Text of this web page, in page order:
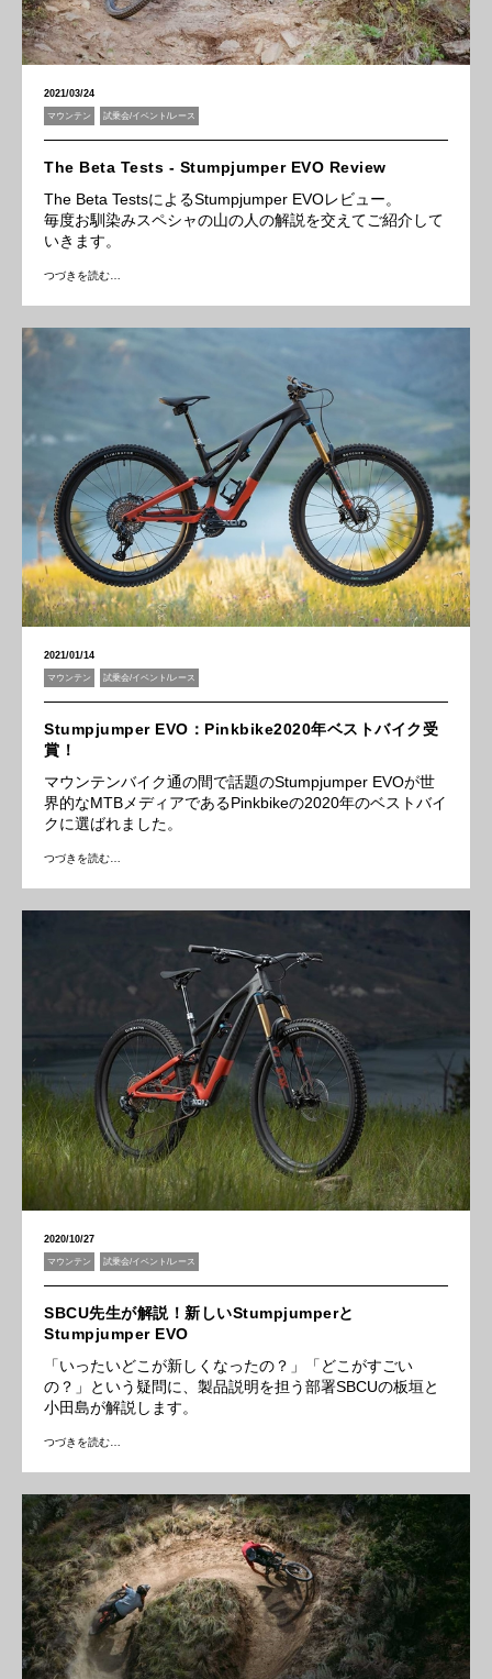
2021/03/24
マウンテン 試乗会/イベント/レース
The Beta Tests - Stumpjumper EVO Review
The Beta TestsによるStumpjumper EVOレビュー。
毎度お馴染みスペシャの山の人の解説を交えてご紹介して
いきます。
つづきを読む…
2021/01/14
マウンテン 試乗会/イベント/レース
Stumpjumper EVO：Pinkbike2020年ベストバイク受
賞！
マウンテンバイク通の間で話題のStumpjumper EVOが世
界的なMTBメディアであるPinkbikeの2020年のベストバイ
クに選ばれました。
つづきを読む…
2020/10/27
マウンテン 試乗会/イベント/レース
SBCU先生が解説！新しいStumpjumperと
Stumpjumper EVO
「いったいどこが新しくなったの？」「どこがすごい
の？」という疑問に、製品説明を担う部署SBCUの板垣と
小田島が解説します。
つづきを読む…